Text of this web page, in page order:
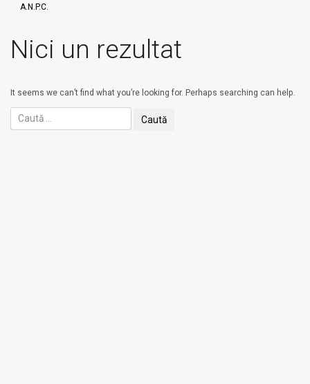
A.N.P.C.
Nici un rezultat
It seems we can’t find what you’re looking for. Perhaps searching can help.